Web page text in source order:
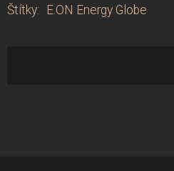
Štítky: E.ON Energy Globe